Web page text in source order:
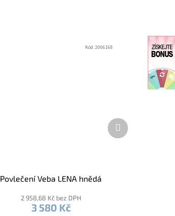
Povlečení Veba LENA hnědá
2 958,68 Kč bez DPH
3 580 Kč
Kód:2006168
Další
produkt